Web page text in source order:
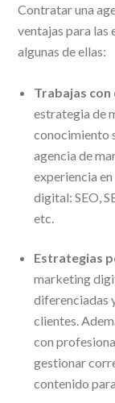
Contratar una
ventajas para las
algunas de ellas:
Trabajas
estrategia de
conocimiento
agencia de
experiencia
digital: SEO,
etc.
Estrategias
marketing
diferenciadas
clientes.
con
gestionar
contenido